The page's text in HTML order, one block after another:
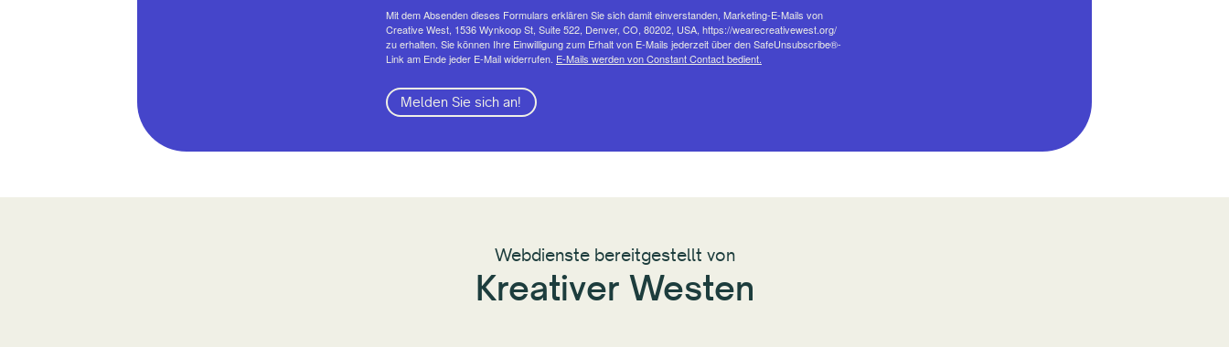
Mit dem Absenden dieses Formulars erklären Sie sich damit einverstanden, Marketing-E-Mails von
Creative West, 1536 Wynkoop St, Suite 522, Denver, CO, 80202, USA, https://wearecreativewest.org/
zu erhalten. Sie können Ihre Einwilligung zum Erhalt von E-Mails jederzeit über den SafeUnsubscribe®-
Link am Ende jeder E-Mail widerrufen. E-Mails werden von Constant Contact bedient.
Melden Sie sich an!
Webdienste bereitgestellt von
Kreativer Westen